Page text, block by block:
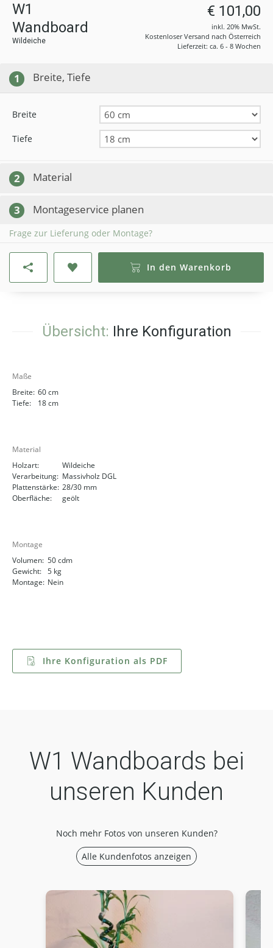
W1
Wandboard
Wildeiche
€ 101,00
inkl. 20% MwSt.
Kostenloser Versand nach Österreich
Lieferzeit: ca. 6 - 8 Wochen
1 Breite, Tiefe
Breite
Tiefe
2 Material
3 Montageservice planen
Frage zur Lieferung oder Montage?
In den Warenkorb
Übersicht: Ihre Konfiguration
Maße
Breite: 60 cm
Tiefe:
18 cm
Material
Holzart:
Wildeiche
Verarbeitung: Massivholz DGL
Plattenstärke: 28/30 mm
Oberfläche:
geölt
Montage
Volumen: 50 cdm
Gewicht: 5 kg
Montage: Nein
Ihre Konfiguration als PDF
W1 Wandboards bei
unseren Kunden
Noch mehr Fotos von unseren Kunden?
Alle Kundenfotos anzeigen